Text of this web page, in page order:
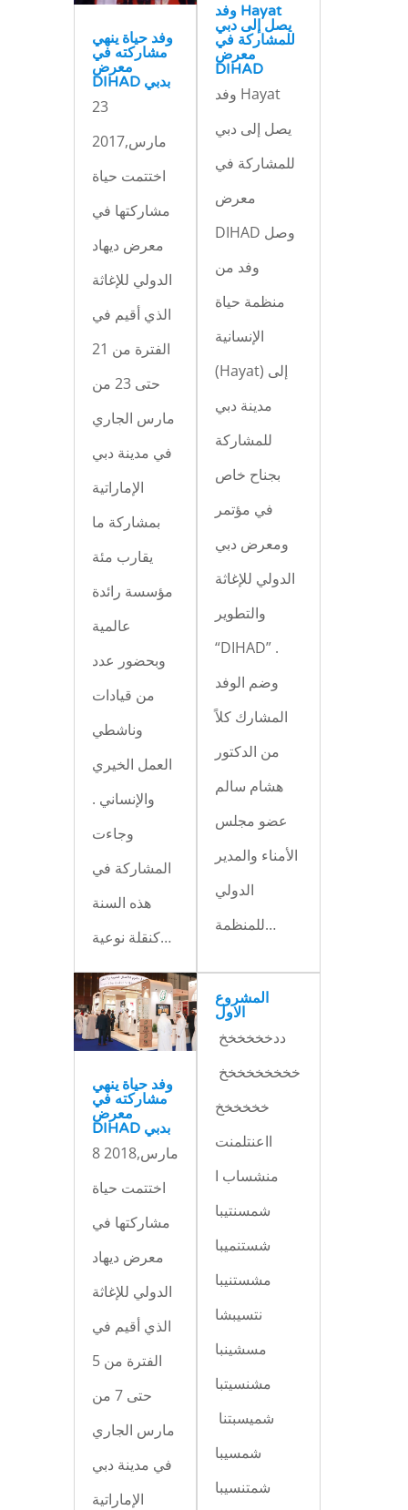
وفد حياة ينهي
مشاركته في
معرض
DIHAD بدبي
23
مارس,2017
اختتمت حياة
مشاركتها في
معرض ديهاد
الدولي للإغاثة
الذي أقيم في
الفترة من 21
حتى 23 من
مارس الجاري
في مدينة دبي
الإماراتية
بمشاركة ما
يقارب مئة
مؤسسة رائدة
عالمية
وبحضور عدد
من قيادات
وناشطي
العمل الخيري
والإنساني .
وجاءت
المشاركة في
هذه السنة
كنقلة نوعية…
وفد Hayat
يصل إلى دبي
للمشاركة في
معرض
DIHAD
وفد Hayat
يصل إلى دبي
للمشاركة في
معرض
DIHAD وصل
وفد من
منظمة حياة
الإنسانية
(Hayat) إلى
مدينة دبي
للمشاركة
بجناح خاص
في مؤتمر
ومعرض دبي
الدولي للإغاثة
والتطوير
“DIHAD” .
وضم الوفد
المشارك كلاً
من الدكتور
هشام سالم
عضو مجلس
الأمناء والمدير
الدولي
للمنظمة…
وفد حياة ينهي
مشاركته في
معرض
DIHAD بدبي
8 مارس,2018
اختتمت حياة
مشاركتها في
معرض ديهاد
الدولي للإغاثة
الذي أقيم في
الفترة من 5
حتى 7 من
مارس الجاري
في مدينة دبي
الإماراتية
المشروع
الاول
ددخخخخخخ
خخخخخخخخخ
خخخخخخ
ااعنتلمنت
منشساب ا
شمسنتيبا
شستنميبا
مشستنيبا
نتسيبشا
مسشينبا
مشنسيتبا
شميسبتنا
شمسيبا
شمتنسيبا